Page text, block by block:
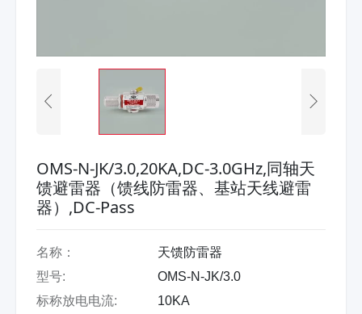
OMS-N-JK/3.0,20KA,DC-3.0GHz,同轴天
馈避雷器（馈线防雷器、基站天线避雷
器）,DC-Pass
名称：
天馈防雷器
型号:
OMS-N-JK/3.0
标称放电电流:
10KA